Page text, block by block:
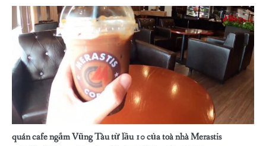
quán cafe ngắm Vũng Tàu từ lầu 10 của toà nhà Merastis